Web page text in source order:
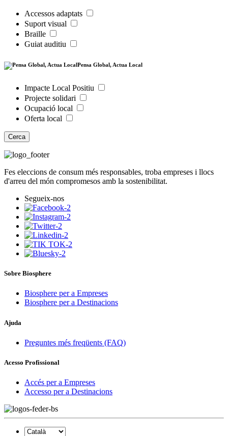
Accessos adaptats
Suport visual
Braille
Guiat auditiu
Pensa Global, Actua Local
Impacte Local Positiu
Projecte solidari
Ocupació local
Oferta local
Cerca
Fes eleccions de consum més responsables, troba empreses i llocs
d'arreu del món compromesos amb la sostenibilitat.
Segueix-nos
Sobre Biosphere
Biosphere per a Empreses
Biosphere per a Destinacions
Ajuda
Preguntes més freqüents (FAQ)
Acesso Profissional
Accés per a Empreses
Accesso per a Destinacions